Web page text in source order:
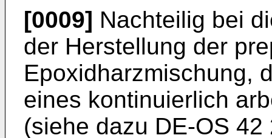
[0009] Nachteilig bei
der Herstellung der
Epoxidharzmischung,
eines kontinuierlich
(siehe dazu DE-OS